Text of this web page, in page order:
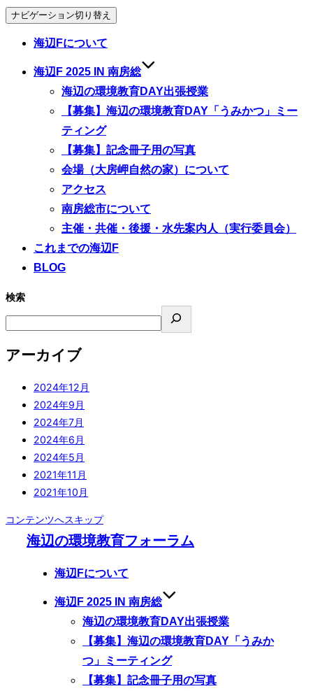
ナビゲーション切り替え
海辺Fについて
海辺F 2025 IN 南房総
海辺の環境教育DAY出張授業
【募集】海辺の環境教育DAY「うみかつ」ミー
ティング
【募集】記念冊子用の写真
会場（大房岬自然の家）について
アクセス
南房総市について
主催・共催・後援・水先案内人（実行委員会）
これまでの海辺F
BLOG
検索
アーカイブ
2024年12月
2024年9月
2024年7月
2024年6月
2024年5月
2021年11月
2021年10月
コンテンツへスキップ
海辺の環境教育フォーラム
海辺Fについて
海辺F 2025 IN 南房総
海辺の環境教育DAY出張授業
【募集】海辺の環境教育DAY「うみか
つ」ミーティング
【募集】記念冊子用の写真